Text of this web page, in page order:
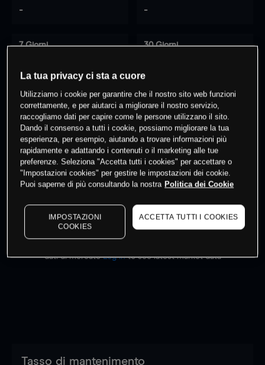
- -
7 Giorni 30 Giorni
0% dei clienti hanno posizioni su
questo prodotto
Fai trading
dati di mercatoLog into see latest market data
Tasso di mantenimento
La tua privacy ci sta a cuore
Utilizziamo i cookie per garantire che il nostro sito web funzioni
correttamente, e per aiutarci a migliorare il nostro servizio,
raccogliamo dati per capire come le persone utilizzano il sito.
Dando il consenso a tutti i cookie, possiamo migliorare la tua
esperienza, per esempio, aiutando a trovare informazioni più
rapidamente e adattando i contenuti o il marketing alle tue
preferenze. Seleziona "Accetta tutti i cookies" per accettare o
"Impostazioni cookies" per gestire le impostazioni dei cookie.
Puoi saperne di più consultando la nostra Politica dei Cookie
IMPOSTAZIONI
COOKIES
ACCETTA TUTTI I COOKIES